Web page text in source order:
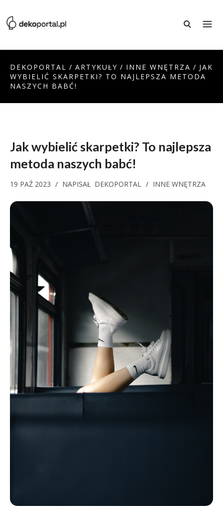
DEKOPORTAL / ARTYKUŁY / INNE WNĘTRZA / JAK
WYBIELIĆ SKARPETKI? TO NAJLEPSZA METODA
NASZYCH BABĆ!
Jak wybielić skarpetki? To najlepsza
metoda naszych babć!
19 PAŹ 2023 / NAPISAŁ DEKOPORTAL / INNE WNĘTRZA